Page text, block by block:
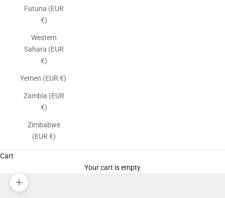
Futuna (EUR
€)
Western
Sahara (EUR
€)
Yemen (EUR €)
Zambia (EUR
€)
Zimbabwe
(EUR €)
Cart
Your cart is empty
Zoom picture